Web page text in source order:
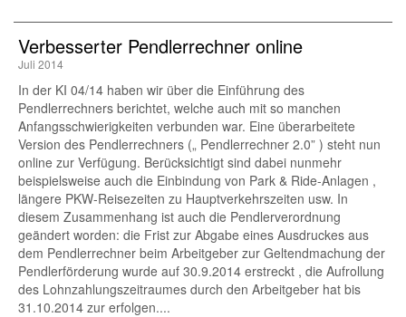
Verbesserter Pendlerrechner online
Juli 2014
In der KI 04/14 haben wir über die Einführung des
Pendlerrechners berichtet, welche auch mit so manchen
Anfangsschwierigkeiten verbunden war. Eine überarbeitete
Version des Pendlerrechners („ Pendlerrechner 2.0” ) steht nun
online zur Verfügung. Berücksichtigt sind dabei nunmehr
beispielsweise auch die Einbindung von Park & Ride-Anlagen ,
längere PKW-Reisezeiten zu Hauptverkehrszeiten usw. In
diesem Zusammenhang ist auch die Pendlerverordnung
geändert worden: die Frist zur Abgabe eines Ausdruckes aus
dem Pendlerrechner beim Arbeitgeber zur Geltendmachung der
Pendlerförderung wurde auf 30.9.2014 erstreckt , die Aufrollung
des Lohnzahlungszeitraumes durch den Arbeitgeber hat bis
31.10.2014 zur erfolgen....